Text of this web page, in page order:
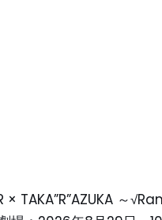
TAKA”R”AZUKA ～